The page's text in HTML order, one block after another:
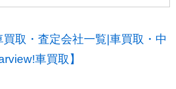
取・査定会社一覧|車買取・中
車買取】